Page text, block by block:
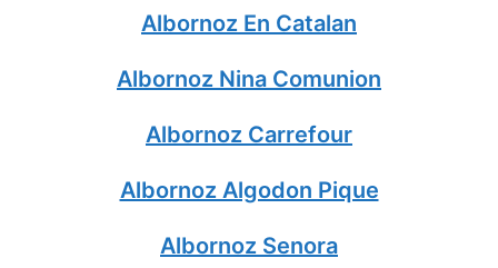
Albornoz En Catalan
Albornoz Nina Comunion
Albornoz Carrefour
Albornoz Algodon Pique
Albornoz Senora